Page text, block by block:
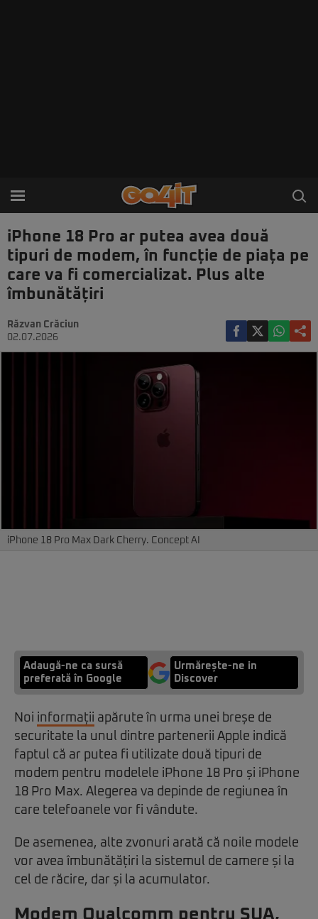
iPhone 18 Pro ar putea avea două
tipuri de modem, în funcție de piața pe
care va fi comercializat. Plus alte
îmbunătățiri
Răzvan Crăciun
02.07.2026
iPhone 18 Pro Max Dark Cherry. Concept AI
Adaugă-ne ca sursă
preferată în Google
Urmărește-ne in
Discover
Noi informații apărute în urma unei breșe de
securitate la unul dintre partenerii Apple indică
faptul că ar putea fi utilizate două tipuri de
modem pentru modelele iPhone 18 Pro și iPhone
18 Pro Max. Alegerea va depinde de regiunea în
care telefoanele vor fi vândute.
De asemenea, alte zvonuri arată că noile modele
vor avea îmbunătățiri la sistemul de camere și la
cel de răcire, dar și la acumulator.
Modem Qualcomm pentru SUA,